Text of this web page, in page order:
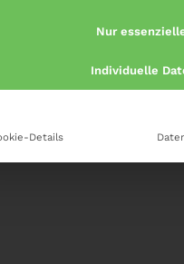
Nur
Individuelle
Details